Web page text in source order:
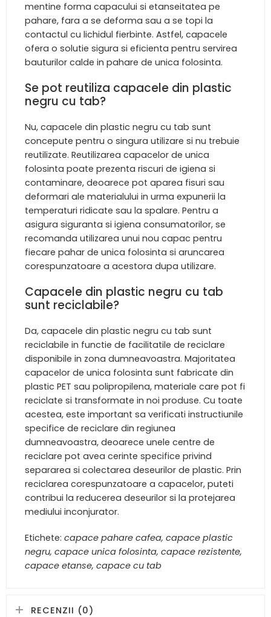
mentine forma capacului si etanseitatea pe
pahare, fara a se deforma sau a se topi la
contactul cu lichidul fierbinte. Astfel, capacele
ofera o solutie sigura si eficienta pentru servirea
bauturilor calde in pahare de unica folosinta.
Se pot reutiliza capacele din plastic
negru cu tab?
Nu, capacele din plastic negru cu tab sunt
concepute pentru o singura utilizare si nu trebuie
reutilizate. Reutilizarea capacelor de unica
folosinta poate prezenta riscuri de igiena si
contaminare, deoarece pot aparea fisuri sau
deformari ale materialului in urma expunerii la
temperaturi ridicate sau la spalare. Pentru a
asigura siguranta si igiena consumatorilor, se
recomanda utilizarea unui nou capac pentru
fiecare pahar de unica folosinta si aruncarea
corespunzatoare a acestora dupa utilizare.
Capacele din plastic negru cu tab
sunt reciclabile?
Da, capacele din plastic negru cu tab sunt
reciclabile in functie de facilitatile de reciclare
disponibile in zona dumneavoastra. Majoritatea
capacelor de unica folosinta sunt fabricate din
plastic PET sau polipropilena, materiale care pot fi
reciclate si transformate in noi produse. Cu toate
acestea, este important sa verificati instructiunile
specifice de reciclare din regiunea
dumneavoastra, deoarece unele centre de
reciclare pot avea cerinte specifice privind
separarea si colectarea deseurilor de plastic. Prin
reciclarea corespunzatoare a capacelor, puteti
contribui la reducerea deseurilor si la protejarea
mediului inconjurator.
Etichete: capace pahare cafea, capace plastic
negru, capace unica folosinta, capace rezistente,
capace etanse, capace cu tab
RECENZII (0)